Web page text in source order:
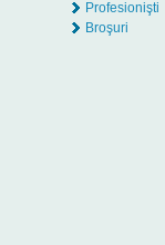
Profesionişti
Broşuri